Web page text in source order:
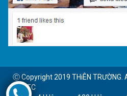
Ⓒ Copyright 2019 THiÊN TRƯỜNG.
by BTC